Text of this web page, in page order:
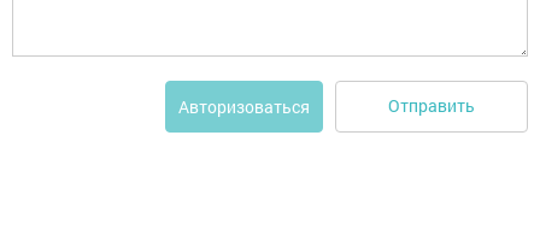
Авторизоваться Отправить